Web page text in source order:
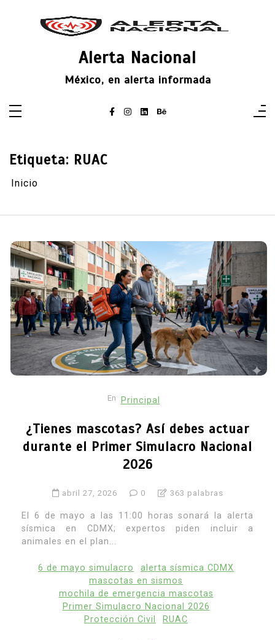
Alerta Nacional
México, en alerta informada
Etiqueta: RUAC
Inicio
En Principal
¿Tienes mascotas? Así debes actuar
durante el Primer Simulacro Nacional
2026
abril 27, 2026 0 363 palabras
El 6 de mayo a las 11:00 horas sonará la alerta
sísmica en CDMX; expertos piden incluir a
animales en el plan...
6 de mayo simulacro
alerta sísmica CDMX
mascotas en sismos
mochila de emergencia mascotas
Primer Simulacro Nacional 2026
Protección Civil
RUAC